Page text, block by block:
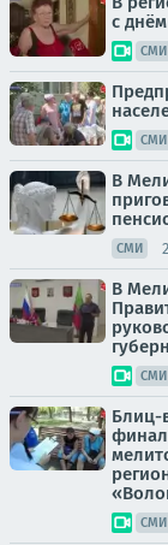
с
СМИ
СМИ
В
СМИ
В
СМИ
Блиц-
СМИ